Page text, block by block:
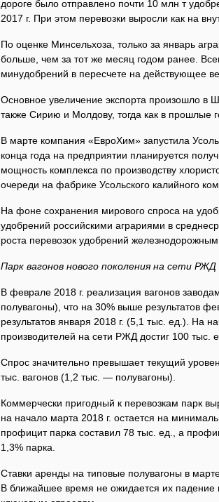
дороге было отправлено почти 10 млн т
2017 г. При этом перевозки выросли как на
По оценке Минсельхоза, только за январь
больше, чем за тот же месяц годом ранее.
минудобрений в пересчете на действующее
Основное увеличение экспорта произошло в
также Сирию и Молдову, тогда как в прошлые
В марте компания «ЕвроХим» запустила
конца года на предприятии планируется
мощность комплекса по производству
очереди на фабрике Усольского калийного
На фоне сохранения мирового спроса на
удобрений российскими аграриями в
роста перевозок удобрений железнодорожным
Парк вагонов нового поколения на сети
В феврале 2018 г. реализация вагонов
полувагоны), что на 30% выше результатов
результатов января 2018 г. (5,1 тыс. ед.). На
производителей на сети РЖД достиг 100 тыс.
Спрос значительно превышает текущий
тыс. вагонов (1,2 тыс. — полувагоны).
Коммерчески пригодный к перевозкам парк
на начало марта 2018 г. остается на
профицит парка составил 78 тыс. ед., а
1,3% парка.
Ставки аренды на типовые полувагоны в
В ближайшее время не ожидается их падение